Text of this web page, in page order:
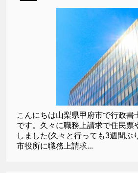
こんにちは山梨県甲府市で行政書
です。久々に職務上請求で住民票
しました(久々と行っても3週間ぶ
市役所に職務上請求...